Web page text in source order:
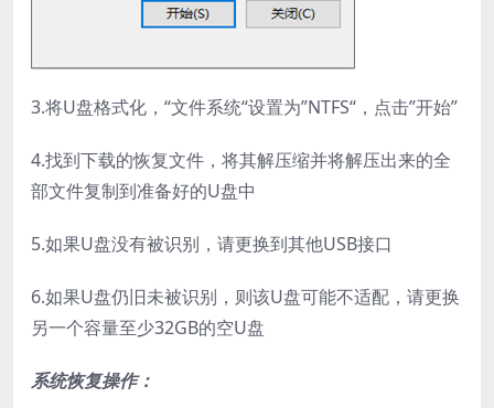
3.将U盘格式化，“文件系统“设置为”NTFS“，点击”开始”
4.找到下载的恢复文件，将其解压缩并将解压出来的全
部文件复制到准备好的U盘中
5.如果U盘没有被识别，请更换到其他USB接口
6.如果U盘仍旧未被识别，则该U盘可能不适配，请更换
另一个容量至少32GB的空U盘
系统恢复操作：